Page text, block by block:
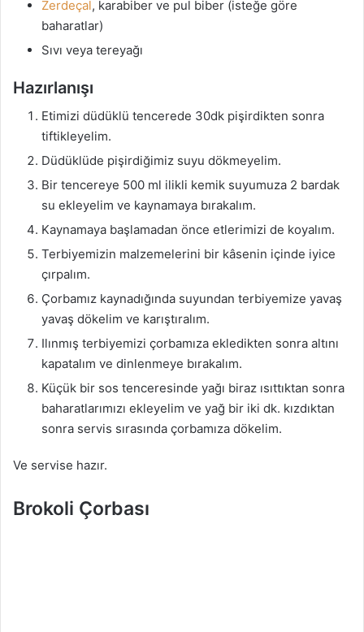
Zerdeçal, karabiber ve pul biber (isteğe göre
baharatlar)
Sıvı veya tereyağı
Hazırlanışı
Etimizi düdüklü tencerede 30dk pişirdikten sonra
tiftikleyelim.
Düdüklüde pişirdiğimiz suyu dökmeyelim.
Bir tencereye 500 ml ilikli kemik suyumuza 2 bardak
su ekleyelim ve kaynamaya bırakalım.
Kaynamaya başlamadan önce etlerimizi de koyalım.
Terbiyemizin malzemelerini bir kâsenin içinde iyice
çırpalım.
Çorbamız kaynadığında suyundan terbiyemize yavaş
yavaş dökelim ve karıştıralım.
Ilınmış terbiyemizi çorbamıza ekledikten sonra altını
kapatalım ve dinlenmeye bırakalım.
Küçük bir sos tenceresinde yağı biraz ısıttıktan sonra
baharatlarımızı ekleyelim ve yağ bir iki dk. kızdıktan
sonra servis sırasında çorbamıza dökelim.
Ve servise hazır.
Brokoli Çorbası